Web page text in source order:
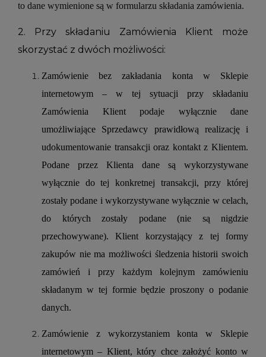
to dane wymienione są w formularzu składania zamówienia.
2. Przy składaniu Zamówienia Klient może
skorzystać z dwóch możliwości:
Zamówienie bez zakładania konta w Sklepie
internetowym – w tej sytuacji przy składaniu
Zamówienia Klient podaje wyłącznie dane
umożliwiające Sprzedawcy prawidłową realizację i
udokumentowanie transakcji oraz kontakt z Klientem.
Podane przez Klienta dane są wykorzystywane
wyłącznie do tej konkretnej transakcji, przy której
zostały podane i wykorzystywane wyłącznie w celach,
do których zostały podane (nie są nigdzie
przechowywane). Klient korzystający z tej formy
zakupów nie ma możliwości śledzenia historii swoich
zamówień i przy każdym kolejnym zamówieniu
składanym w tej formie będzie proszony o podanie
danych.
Zamówienie z wykorzystaniem konta w Sklepie
internetowym – Klient, który chce założyć konto w